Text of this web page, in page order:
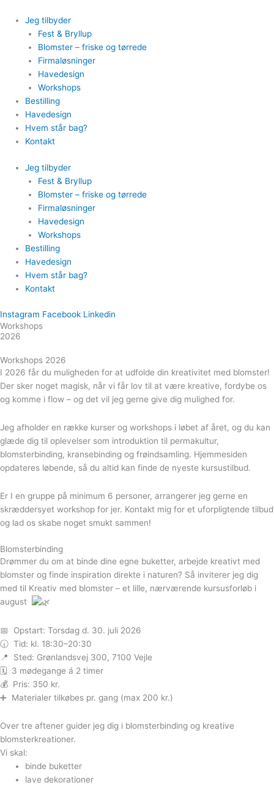
indholdet
Jeg tilbyder
Fest & Bryllup
Blomster – friske og tørrede
Firmaløsninger
Havedesign
Workshops
Bestilling
Havedesign
Hvem står bag?
Kontakt
Jeg tilbyder
Fest & Bryllup
Blomster – friske og tørrede
Firmaløsninger
Havedesign
Workshops
Bestilling
Havedesign
Hvem står bag?
Kontakt
Instagram Facebook Linkedin
Workshops
2026
Workshops 2026
I 2026 får du muligheden for at udfolde din kreativitet med blomster!
Der sker noget magisk, når vi får lov til at være kreative, fordybe os
og komme i flow – og det vil jeg gerne give dig mulighed for.
Jeg afholder en række kurser og workshops i løbet af året, og du kan
glæde dig til oplevelser som introduktion til permakultur,
blomsterbinding, kransebinding og frøindsamling. Hjemmesiden
opdateres løbende, så du altid kan finde de nyeste kursustilbud.
Er I en gruppe på minimum 6 personer, arrangerer jeg gerne en
skræddersyet workshop for jer. Kontakt mig for et uforpligtende tilbud
og lad os skabe noget smukt sammen!
Blomsterbinding
Drømmer du om at binde dine egne buketter, arbejde kreativt med
blomster og finde inspiration direkte i naturen? Så inviterer jeg dig
med til Kreativ med blomster – et lille, nærværende kursusforløb i
august
📅 Opstart: Torsdag d. 30. juli 2026
🕡 Tid: kl. 18:30–20:30
📍 Sted: Grønlandsvej 300, 7100 Vejle
🗓 3 mødegange á 2 timer
💰 Pris: 350 kr.
➕ Materialer tilkøbes pr. gang (max 200 kr.)
Over tre aftener guider jeg dig i blomsterbinding og kreative
blomsterkreationer.
Vi skal:
binde buketter
lave dekorationer